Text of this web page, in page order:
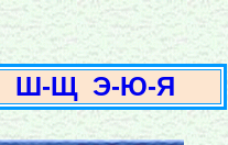
Ш-Щ Э-Ю-Я